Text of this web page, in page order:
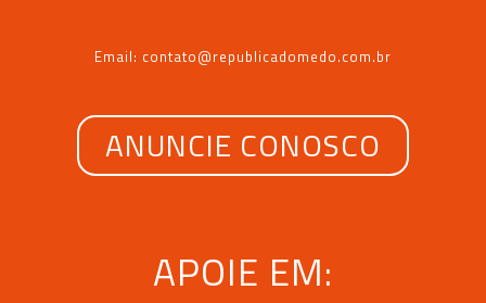
Email: contato@republicadomedo.com.br
ANUNCIE CONOSCO
APOIE EM: